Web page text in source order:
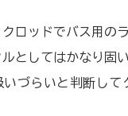
ロッドでバス用の
としてはかなり固い
いづらいと判断して